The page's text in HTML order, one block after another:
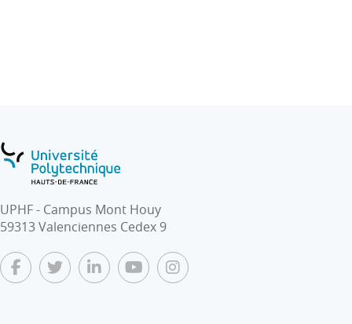
UPHF - Campus Mont Houy
59313 Valenciennes Cedex 9